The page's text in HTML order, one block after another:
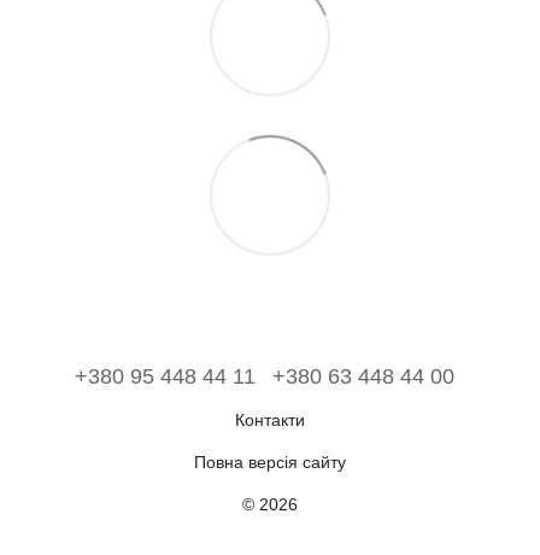
+380 95 448 44 11 +380 63 448 44 00
Контакти
Повна версія сайту
© 2026